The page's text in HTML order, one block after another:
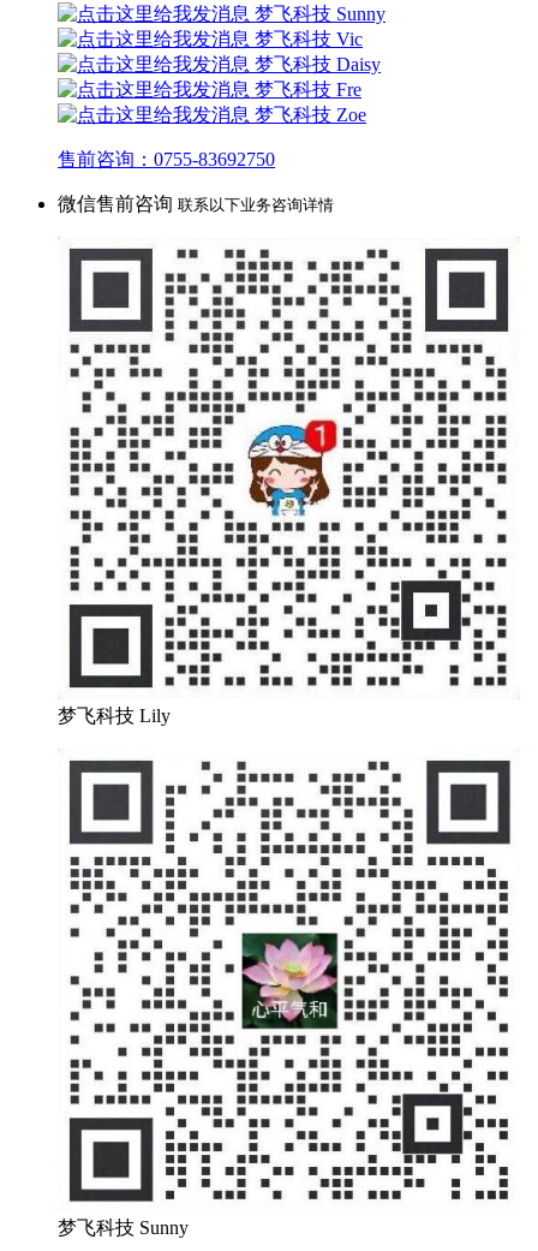
梦飞科技 Sunny
梦飞科技 Vic
梦飞科技 Daisy
梦飞科技 Fre
梦飞科技 Zoe
售前咨询：0755-83692750
微信售前咨询 联系以下业务咨询详情
梦飞科技 Lily
梦飞科技 Sunny